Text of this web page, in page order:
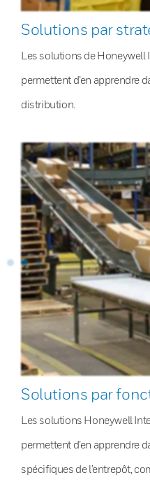
Solutions par
Les solutions de Honeywell
permettent d’en apprendre
distribution.
Solutions par
Les solutions Honeywell
permettent d’en apprendre
spécifiques de l’entrepôt,